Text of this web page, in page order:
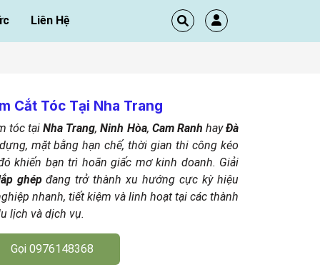
Liên Hệ
Cắt Tóc Tại Nha Trang
tóc tạiNha Trang,Ninh Hòa, Cam Ranh hayĐà
mặt bằng hạn chế, thời gian thi công kéo
khiến bạn trì hoãn giấc mơ kinh doanh. Giải
ghépđang trở thành xu hướng cực kỳ hiệu
nhanh, tiết kiệm và linh hoạt tại các thành
lịch và dịch vụ.
Gọi 0976148368